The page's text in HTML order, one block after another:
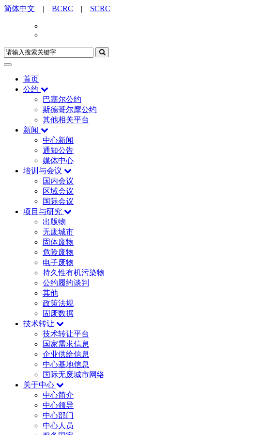
简体中文 | BCRC | SCRC
首页
公约
巴塞尔公约
斯德哥尔摩公约
其他相关平台
新闻
中心新闻
通知公告
媒体中心
培训与会议
国内会议
区域会议
国际会议
项目与研究
出版物
无废城市
固体废物
危险废物
电子废物
持久性有机污染物
公约履约谈判
其他
政策法规
固废数据
技术转让
技术转让平台
国家需求信息
企业供给信息
中心基地信息
国际无废城市网络
关于中心
中心简介
中心领导
中心部门
中心人员